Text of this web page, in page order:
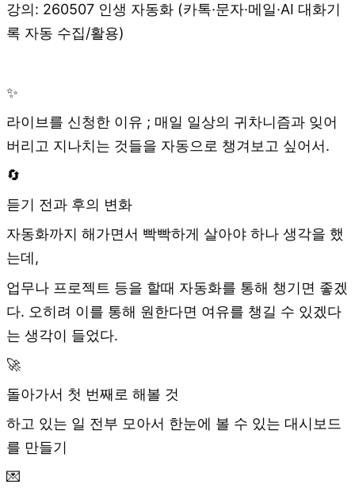
강의: 260507 인생 자동화 (카톡·문자·메일·AI 대화기
록 자동 수집/활용)
✨
라이브를 신청한 이유 ; 매일 일상의 귀차니즘과 잊어
버리고 지나치는 것들을 자동으로 챙겨보고 싶어서.
🔄
듣기 전과 후의 변화
자동화까지 해가면서 빡빡하게 살아야 하나 생각을 했
는데,
업무나 프로젝트 등을 할때 자동화를 통해 챙기면 좋겠
다. 오히려 이를 통해 원한다면 여유를 챙길 수 있겠다
는 생각이 들었다.
🚀
돌아가서 첫 번째로 해볼 것
하고 있는 일 전부 모아서 한눈에 볼 수 있는 대시보드
를 만들기
💌